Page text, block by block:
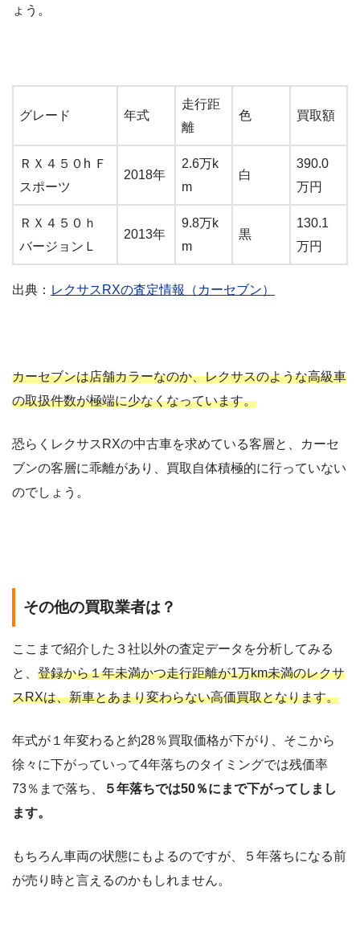
ょう。
グレード 年式
走行距
離
色 買取額
ＲＸ４５０h Ｆ
スポーツ
2018年
2.6万k
m
白
390.0
万円
ＲＸ４５０ｈ
バージョンＬ
2013年
9.8万k
m
黒
130.1
万円
出典： レクサスRXの査定情報（カーセブン）
カーセブンは店舗カラーなのか、レクサスのような高級車
の取扱件数が極端に少なくなっています。
恐らくレクサスRXの中古車を求めている客層と、カーセ
ブンの客層に乖離があり、買取自体積極的に行っていない
のでしょう。
その他の買取業者は？
ここまで紹介した３社以外の査定データを分析してみる
と、 登録から１年未満かつ走行距離が1万km未満のレクサ
スRXは、新車とあまり変わらない高価買取となります。
年式が１年変わると約28％買取価格が下がり、そこから
徐々に下がっていって4年落ちのタイミングでは残価率
73％まで落ち、
５年落ちでは50％にまで下がってしまし
ます。
もちろん車両の状態にもよるのですが、５年落ちになる前
が売り時と言えるのかもしれません。